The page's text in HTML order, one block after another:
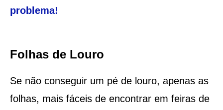
problema!
Folhas de Louro
Se não conseguir um pé de louro, apenas as
folhas, mais fáceis de encontrar em feiras de